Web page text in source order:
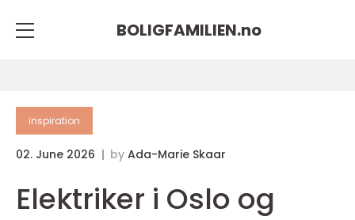
BOLIGFAMILIEN.no
inspiration
02. June 2026 by Ada-Marie Skaar
Elektriker i Oslo og